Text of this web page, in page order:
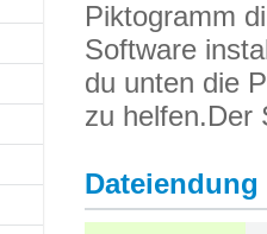
Piktogramm
Software
du unten die
zu helfen.Der
Dateiendung